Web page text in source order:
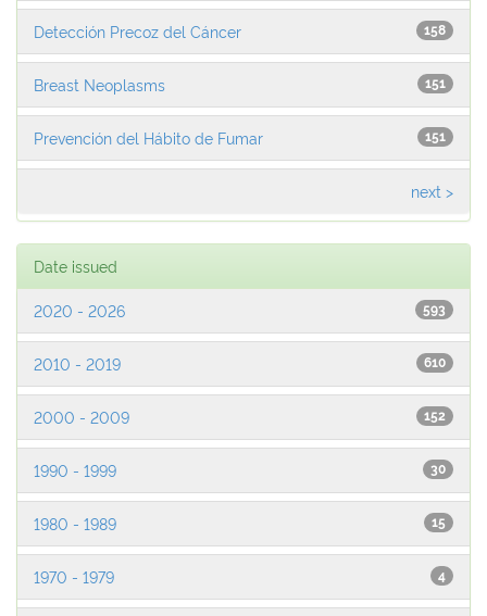
158
Detección Precoz del Cáncer
151
Breast Neoplasms
151
Prevención del Hábito de Fumar
next >
Date issued
593
2020 - 2026
610
2010 - 2019
152
2000 - 2009
30
1990 - 1999
15
1980 - 1989
4
1970 - 1979